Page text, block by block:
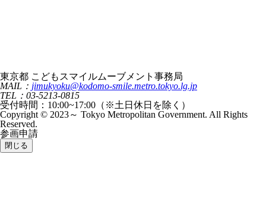
東京都 こどもスマイルムーブメント事務局
MAIL： jimukyoku@kodomo-smile.metro.tokyo.lg.jp
TEL：03-5213-0815
受付時間：10:00~17:00（※土日休日を除く）
Copyright © 2023～ Tokyo Metropolitan Government. All Rights
Reserved.
参画申請
閉じる